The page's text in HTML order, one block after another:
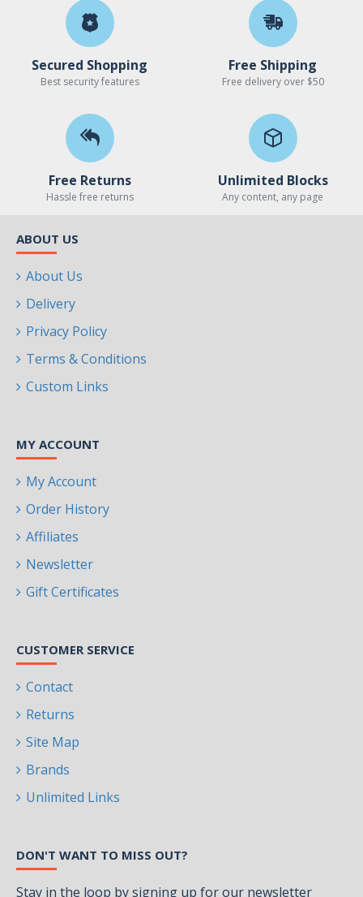
Secured Shopping
Best security features
Free Shipping
Free delivery over $50
Free Returns
Hassle free returns
Unlimited Blocks
Any content, any page
ABOUT US
About Us
Delivery
Privacy Policy
Terms & Conditions
Custom Links
MY ACCOUNT
My Account
Order History
Affiliates
Newsletter
Gift Certificates
CUSTOMER SERVICE
Contact
Returns
Site Map
Brands
Unlimited Links
DON'T WANT TO MISS OUT?
Stay in the loop by signing up for our newsletter